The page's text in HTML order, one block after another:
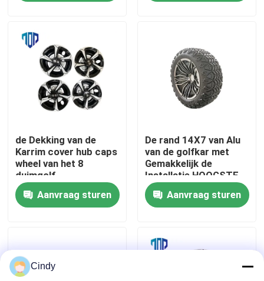
Fabrieksreis
Kwaliteitscontrole
Nieuws
De Zijspiegels van de golfkar
Het Wieldekking van de golfkar
Het Dashboard van de golfkar
de Dekking van de
Karrim cover hub caps
wheel van het 8
duimgolf
Aanvraag sturen
De rand 14X7 van Alu
van de golfkar met
Gemakkelijk de
Installatie HOOGSTE
Golf van 23X10.5-14
Aanvraag sturen
Cindy